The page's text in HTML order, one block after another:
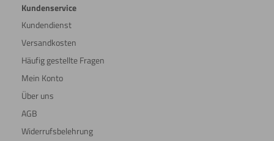
Kundenservice
Kundendienst
Versandkosten
Häufig gestellte Fragen
Mein Konto
Über uns
AGB
Widerrufsbelehrung